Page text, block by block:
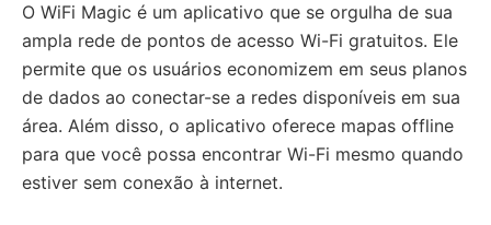
O WiFi Magic é um aplicativo que se orgulha de sua
ampla rede de pontos de acesso Wi-Fi gratuitos. Ele
permite que os usuários economizem em seus planos
de dados ao conectar-se a redes disponíveis em sua
área. Além disso, o aplicativo oferece mapas offline
para que você possa encontrar Wi-Fi mesmo quando
estiver sem conexão à internet.